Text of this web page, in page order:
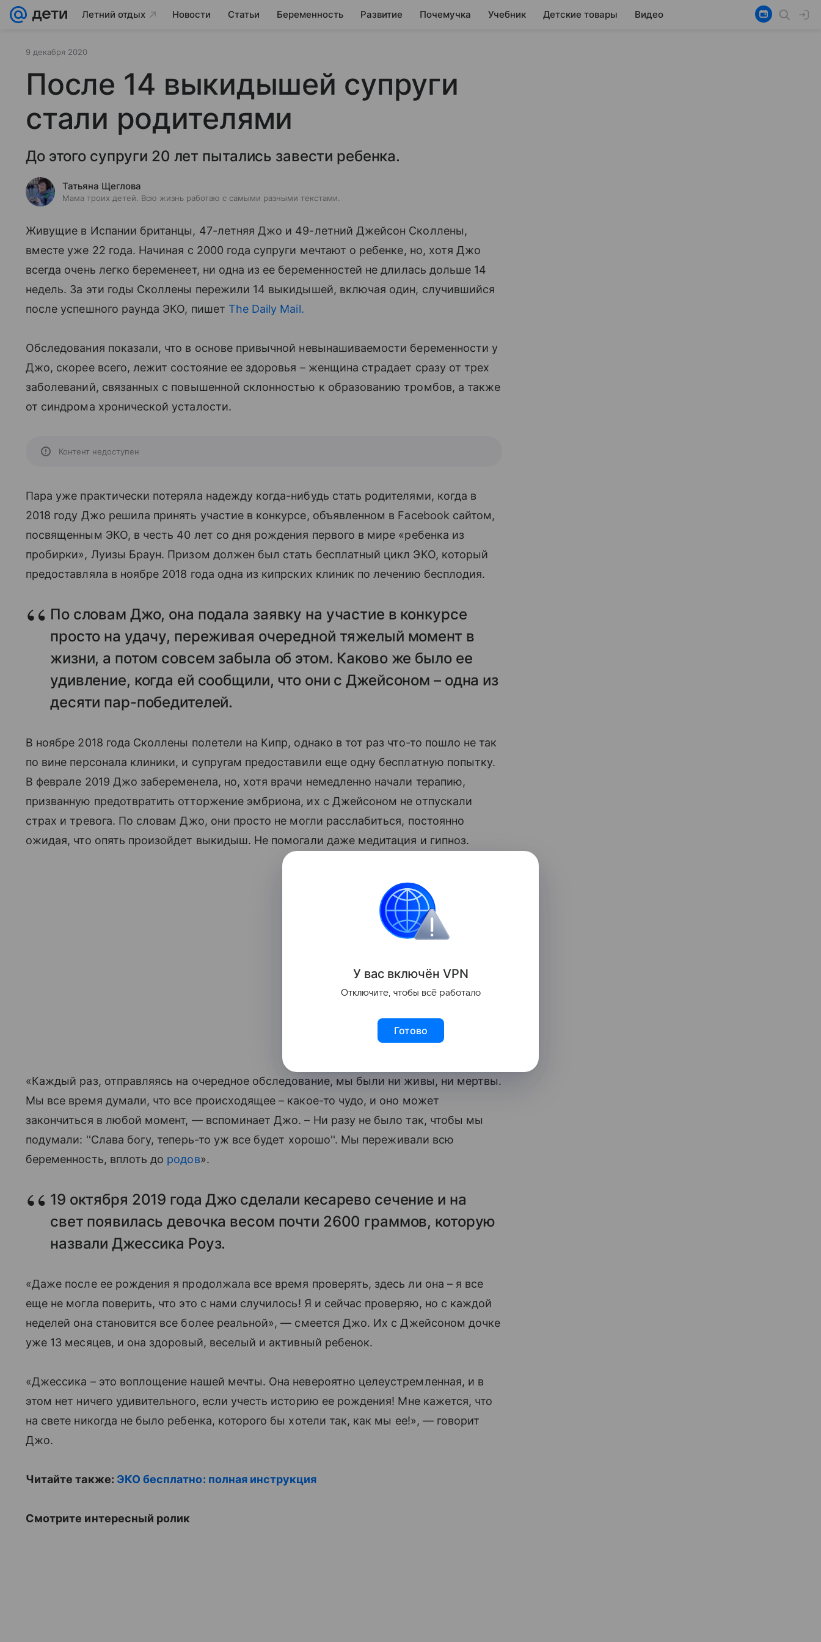
Летний отдых Новости Статьи Беременность Развитие Почемучка Учебник Детские товары Видео
9 декабря 2020
После 14 выкидышей супруги
стали родителями
До этого супруги 20 лет пытались завести ребенка.
Татьяна Щеглова
Мама троих детей. Всю жизнь работаю с самыми разными текстами.
Живущие в Испании британцы, 47-летняя Джо и 49-летний Джейсон Сколлены,
вместе уже 22 года. Начиная с 2000 года супруги мечтают о ребенке, но, хотя Джо
всегда очень легко беременеет, ни одна из ее беременностей не длилась дольше 14
недель. За эти годы Сколлены пережили 14 выкидышей, включая один, случившийся
после успешного раунда ЭКО, пишет The Daily Mail.
Обследования показали, что в основе привычной невынашиваемости беременности у
Джо, скорее всего, лежит состояние ее здоровья – женщина страдает сразу от трех
заболеваний, связанных с повышенной склонностью к образованию тромбов, а также
от синдрома хронической усталости.
Контент недоступен
Пара уже практически потеряла надежду когда-нибудь стать родителями, когда в
2018 году Джо решила принять участие в конкурсе, объявленном в Facebook сайтом,
посвященным ЭКО, в честь 40 лет со дня рождения первого в мире «ребенка из
пробирки», Луизы Браун. Призом должен был стать бесплатный цикл ЭКО, который
предоставляла в ноябре 2018 года одна из кипрских клиник по лечению бесплодия.
По словам Джо, она подала заявку на участие в конкурсе
просто на удачу, переживая очередной тяжелый момент в
жизни, а потом совсем забыла об этом. Каково же было ее
удивление, когда ей сообщили, что они с Джейсоном – одна из
десяти пар-победителей.
В ноябре 2018 года Сколлены полетели на Кипр, однако в тот раз что-то пошло не так
по вине персонала клиники, и супругам предоставили еще одну бесплатную попытку.
В феврале 2019 Джо забеременела, но, хотя врачи немедленно начали терапию,
призванную предотвратить отторжение эмбриона, их с Джейсоном не отпускали
страх и тревога. По словам Джо, они просто не могли расслабиться, постоянно
ожидая, что опять произойдет выкидыш. Не помогали даже медитация и гипноз.
«Каждый раз, отправляясь на очередное обследование, мы были ни живы, ни мертвы.
Мы все время думали, что все происходящее – какое-то чудо, и оно может
закончиться в любой момент, — вспоминает Джо. – Ни разу не было так, чтобы мы
подумали: ''Слава богу, теперь-то уж все будет хорошо''. Мы переживали всю
беременность, вплоть до родов».
19 октября 2019 года Джо сделали кесарево сечение и на
свет появилась девочка весом почти 2600 граммов, которую
назвали Джессика Роуз.
«Даже после ее рождения я продолжала все время проверять, здесь ли она – я все
еще не могла поверить, что это с нами случилось! Я и сейчас проверяю, но с каждой
неделей она становится все более реальной», — смеется Джо. Их с Джейсоном дочке
уже 13 месяцев, и она здоровый, веселый и активный ребенок.
«Джессика – это воплощение нашей мечты. Она невероятно целеустремленная, и в
этом нет ничего удивительного, если учесть историю ее рождения! Мне кажется, что
на свете никогда не было ребенка, которого бы хотели так, как мы ее!», — говорит
Джо.
Читайте также: ЭКО бесплатно: полная инструкция
Смотрите интересный ролик
У вас включён VPN
Отключите, чтобы всё работало
Готово